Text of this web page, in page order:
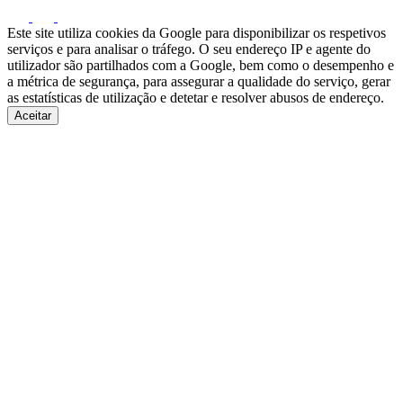
Este site utiliza cookies da Google para disponibilizar os respetivos
serviços e para analisar o tráfego. O seu endereço IP e agente do
utilizador são partilhados com a Google, bem como o desempenho e
a métrica de segurança, para assegurar a qualidade do serviço, gerar
as estatísticas de utilização e detetar e resolver abusos de endereço.
Aceitar